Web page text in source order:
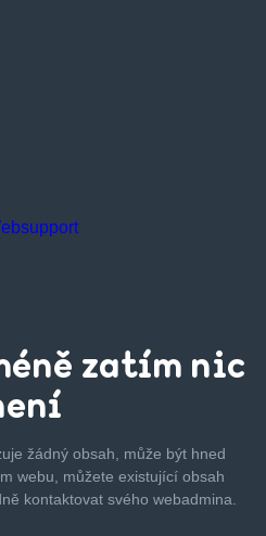
zatím nic
žádný obsah, může být hned
webu, můžete existující obsah
kontaktovat svého webadmina.